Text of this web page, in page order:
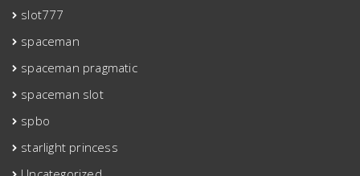
slot777
spaceman
spaceman pragmatic
spaceman slot
spbo
starlight princess